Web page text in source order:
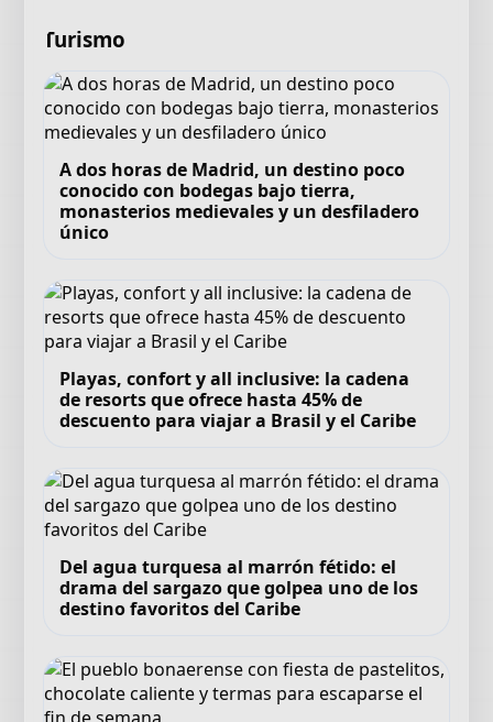
Turismo
A dos horas de Madrid, un destino poco
conocido con bodegas bajo tierra,
monasterios medievales y un desfiladero
único
Playas, confort y all inclusive: la cadena
de resorts que ofrece hasta 45% de
descuento para viajar a Brasil y el Caribe
Del agua turquesa al marrón fétido: el
drama del sargazo que golpea uno de los
destino favoritos del Caribe